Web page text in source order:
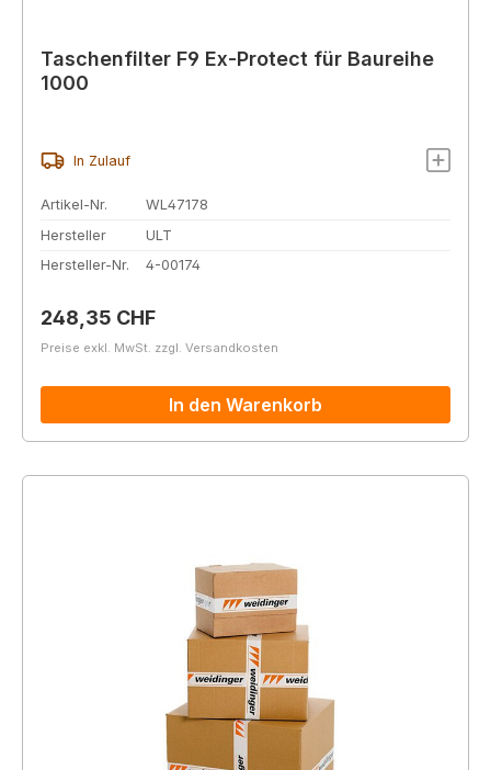
Taschenfilter F9 Ex-Protect für Baureihe
1000
In Zulauf
Artikel-Nr.
WL47178
Hersteller
ULT
Hersteller-Nr.
4-00174
Regulärer Preis:
248,35 CHF
Preise exkl. MwSt. zzgl. Versandkosten
In den Warenkorb